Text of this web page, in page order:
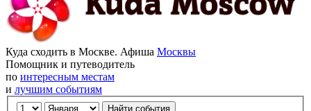
Куда сходить в Москве. Афиша Москвы
Помощник и путеводитель
по интересным местам
и лучшим событиям